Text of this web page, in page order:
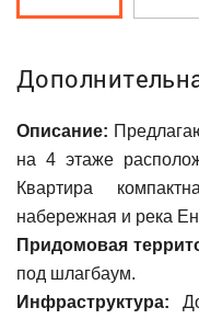
Описание:
на 4 этаже
Квартира
набережная и река
Придомовая
под шлагбаум.
Инфраструктура: